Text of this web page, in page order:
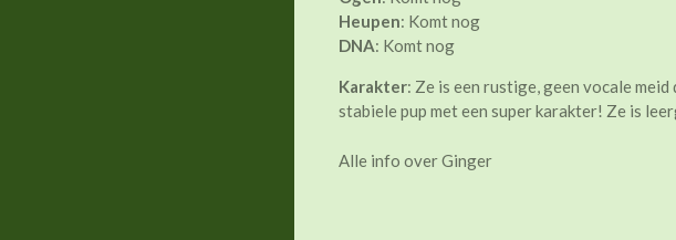
Heupen: Komt nog
DNA: Komt nog
Karakter: Ze is een rustige, geen vocale
stabiele pup met een super karakter! Ze is
Alle info over Ginger